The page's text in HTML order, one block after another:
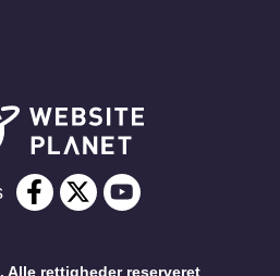
Alle rettigheder reserveret